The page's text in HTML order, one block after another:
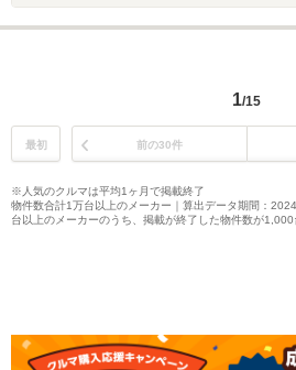
1/15
最初 前の30件
※人気のクルマは平均1ヶ月で掲載終了
物件数合計1万台以上のメーカー｜算出データ期間：
台以上のメーカーのうち、掲載が終了した物件数が1,000